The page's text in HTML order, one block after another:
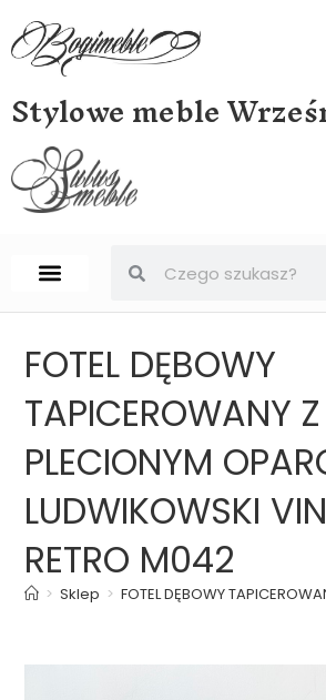
Stylowe meble
FOTEL DĘBOWY
TAPICEROWANY Z
PLECIONYM
LUDWIKOWSKI
RETRO M042
> Sklep > FOTEL DĘBOWY